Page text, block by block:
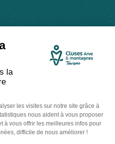
?
by IRIS Interactive
confidentialité
de Google s'appliquent.